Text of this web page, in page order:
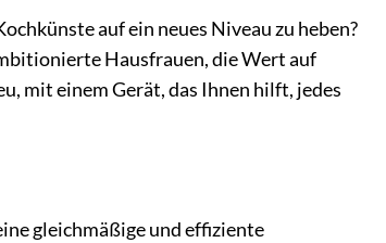
auf ein neues Niveau zu heben?
Hausfrauen, die Wert auf
mit einem Gerät, das Ihnen hilft, jedes
gleichmäßige und effiziente